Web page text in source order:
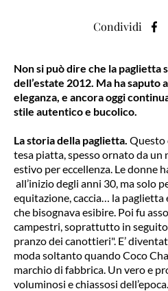
Condividi
Non si può dire che la paglietta
dell’estate 2012. Ma ha
eleganza, e ancora oggi
stile autentico e bucolico.
La storia della paglietta. Questo
tesa piatta, spesso ornato da un
estivo per eccellenza. Le donne
all’inizio degli anni 30, ma solo
equitazione, caccia… la
che bisognava esibire. Poi fu
campestri, soprattutto in
pranzo dei canottieri". E’
moda soltanto quando Coco
marchio di fabbrica. Un vero e
voluminosi e chiassosi dell’epoca.